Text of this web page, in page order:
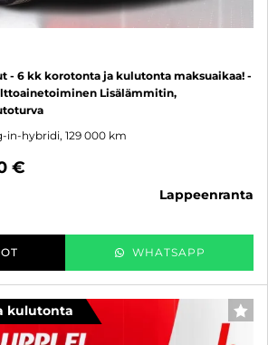
- 6 kk korotonta ja kulutonta maksuaikaa! -
Lisälämmitin,
in-hybridi, 129 000 km
€
lappeenranta
WHATSAPP
kulutonta